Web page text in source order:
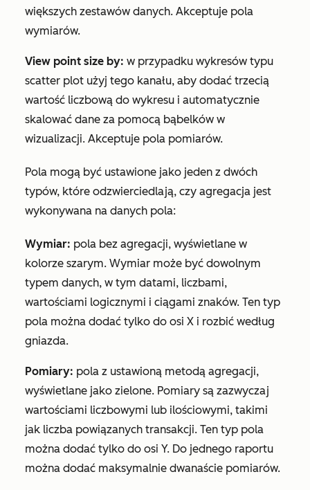
większych zestawów danych. Akceptuje pola
wymiarów.
View point size by: w przypadku wykresów typu
scatter plot użyj tego kanału, aby dodać trzecią
wartość liczbową do wykresu i automatycznie
skalować dane za pomocą bąbelków w
wizualizacji. Akceptuje pola pomiarów.
Pola mogą być ustawione jako jeden z dwóch
typów, które odzwierciedlają, czy agregacja jest
wykonywana na danych pola:
Wymiar: pola bez agregacji, wyświetlane w
kolorze szarym. Wymiar może być dowolnym
typem danych, w tym datami, liczbami,
wartościami logicznymi i ciągami znaków. Ten typ
pola można dodać tylko do osi X i rozbić według
gniazda.
Pomiary: pola z ustawioną metodą agregacji,
wyświetlane jako zielone. Pomiary są zazwyczaj
wartościami liczbowymi lub ilościowymi, takimi
jak liczba powiązanych transakcji. Ten typ pola
można dodać tylko do osi Y. Do jednego raportu
można dodać maksymalnie dwanaście pomiarów.